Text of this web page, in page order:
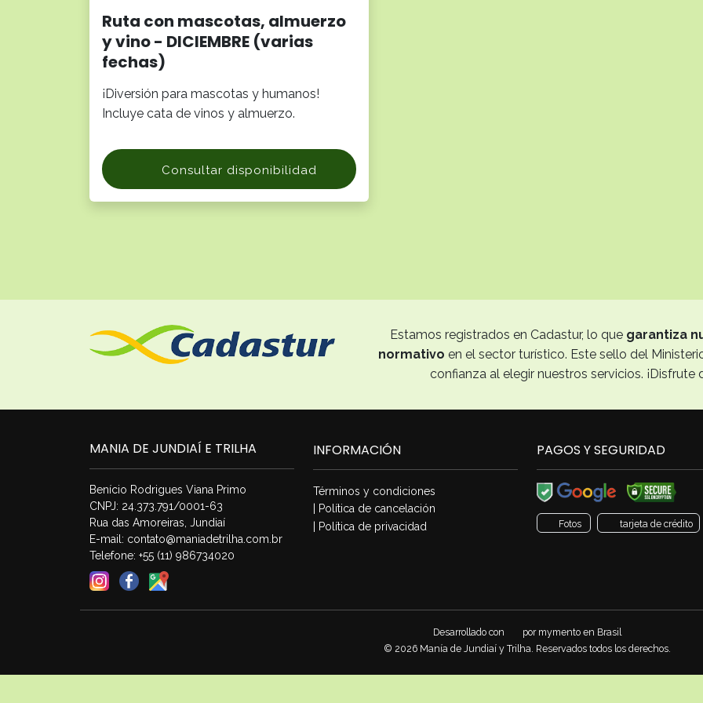
Ruta con mascotas, almuerzo
y vino - DICIEMBRE (varias
fechas)
¡Diversión para mascotas y humanos!
Incluye cata de vinos y almuerzo.
Consultar disponibilidad
Estamos registrados en Cadastur, lo que garantiza
normativo en el sector turístico. Este sello del
confianza al elegir nuestros servicios.
MANIA DE JUNDIAÍ E TRILHA
Benício Rodrigues Viana Primo
CNPJ: 24.373.791/0001-63
Rua das Amoreiras, Jundiaí
E-mail: contato@maniadetrilha.com.br
Telefone: +55 (11) 986734020
INFORMACIÓN
Términos y condiciones
| Política de cancelación
| Política de privacidad
PAGOS Y SEGURIDAD
Fotos tarjeta de crédito
Desarrollado con por mymento en Brasil
© 2026 Manía de Jundiaí y Trilha. Reservados todos los derechos.